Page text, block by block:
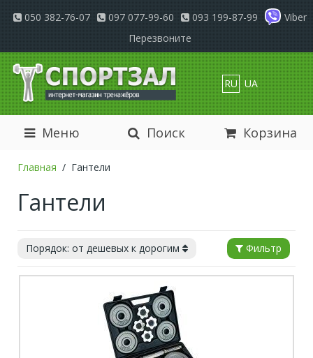
050 382-76-07 097 077-99-60 093 199-87-99
Viber
Перезвоните
RU UA
Меню Поиск Корзина
Главная Гантели
Гантели
Порядок: от дешевых к дорогим Фильтр